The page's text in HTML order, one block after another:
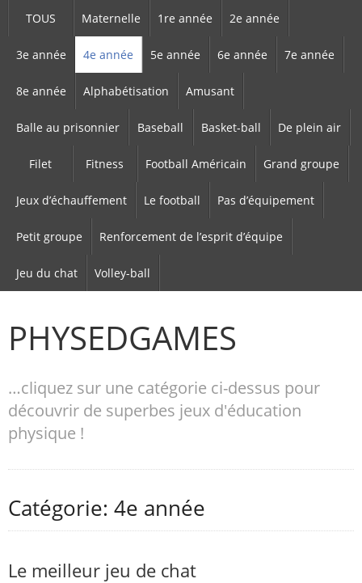
TOUS Maternelle 1re année 2e année
3e année 4e année 5e année 6e année 7e année
8e année Alphabétisation Amusant
Balle au prisonnier Baseball Basket-ball De plein air
Filet Fitness Football Américain Grand groupe
Jeux d’échauffement Le football Pas d’équipement
Petit groupe Renforcement de l’esprit d’équipe
Jeu du chat Volley-ball
PHYSEDGAMES
…cliquez sur une catégorie ci-dessus pour
découvrir de superbes jeux d'éducation
physique !
Catégorie: 4e année
Le meilleur jeu de chat